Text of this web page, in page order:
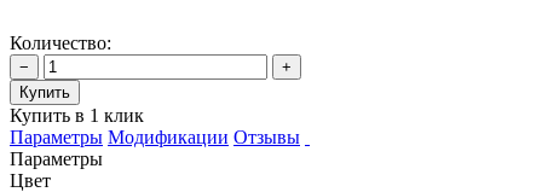
Количество:
−
+
Купить
Купить в 1 клик
Параметры Модификации Отзывы
Параметры
Цвет